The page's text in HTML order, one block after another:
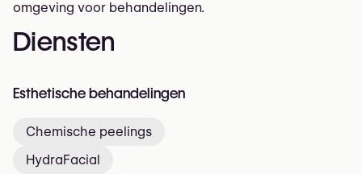
omgeving voor behandelingen.
Diensten
Esthetische behandelingen
Chemische peelings
HydraFacial